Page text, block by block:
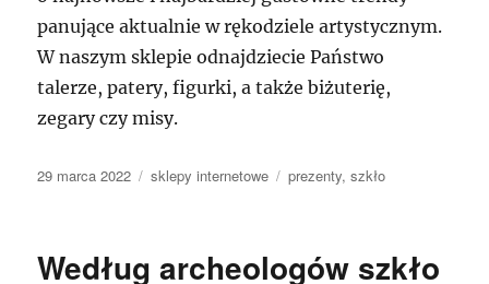
panujące aktualnie w rękodziele artystycznym.
W naszym sklepie odnajdziecie Państwo
talerze, patery, figurki, a także biżuterię,
zegary czy misy.
Data
29 marca 2022 Kategorie
sklepy internetowe Tagi
prezenty,szkło
Według archeologów szkło